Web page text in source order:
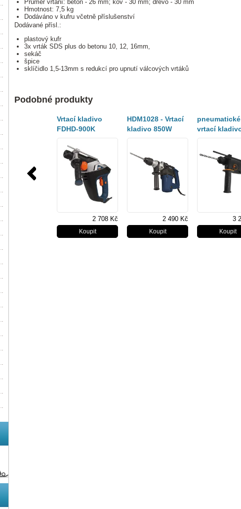
Průměr vrtání: beton - 26 mm; kov - 30 mm; dřevo - 30 mm
Hmotnost: 7,5 kg
Dodáváno v kufru včetně příslušenství
Dodávané přísl.:
plastový kufr
3x vrták SDS plus do betonu 10, 12, 16mm,
sekáč
špice
sklíčidlo 1,5-13mm s redukcí pro upnutí válcových vrtáků
Podobné produkty
Vrtací kladivo
FDHD-900K
2 708 Kč
HDM1028 - Vrtací
kladivo 850W
2 490 Kč
pneumatické
vrtací
W
3